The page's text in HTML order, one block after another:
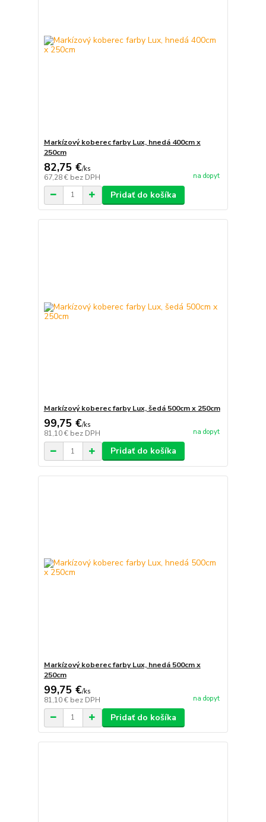
Markízový koberec farby Lux, hnedá 400cm x
250cm
82,75 €/ks
67,28 € bez DPH na dopyt
Pridať do košíka
Markízový koberec farby Lux, šedá 500cm x 250cm
99,75 €/ks
81,10 € bez DPH na dopyt
Pridať do košíka
Markízový koberec farby Lux, hnedá 500cm x
250cm
99,75 €/ks
81,10 € bez DPH na dopyt
Pridať do košíka